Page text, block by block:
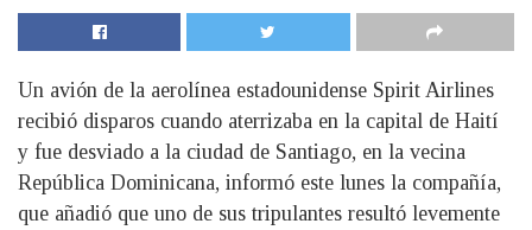
Un avión de la aerolínea estadounidense Spirit Airlines
recibió disparos cuando aterrizaba en la capital de Haití
y fue desviado a la ciudad de Santiago, en la vecina
República Dominicana, informó este lunes la compañía,
que añadió que uno de sus tripulantes resultó levemente